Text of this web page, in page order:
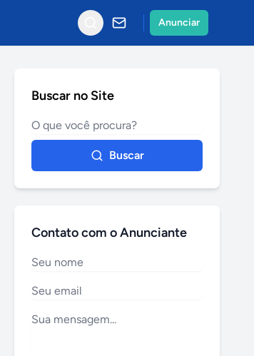
Anunciar
Buscar no Site
Buscar
Contato com o Anunciante